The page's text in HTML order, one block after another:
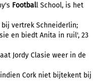
Football School, is het
vertrek Schneiderlin;
en biedt Anita in ruil', 23
Jordy Clasie weer in de
Cork niet bijtekent bij